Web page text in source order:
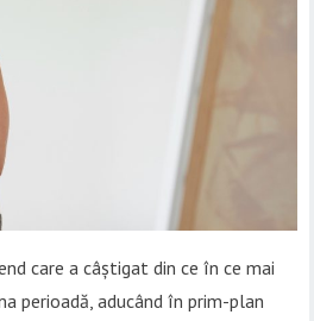
care a câștigat din ce în ce mai
perioadă, aducând în prim-plan